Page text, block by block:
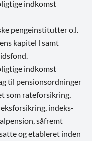
indkomst
pengeinstitutter o.l.
kapitel l samt
indkomst
til pensionsordninger
som rateforsikring,
indeks-
såfremt
og etableret inden